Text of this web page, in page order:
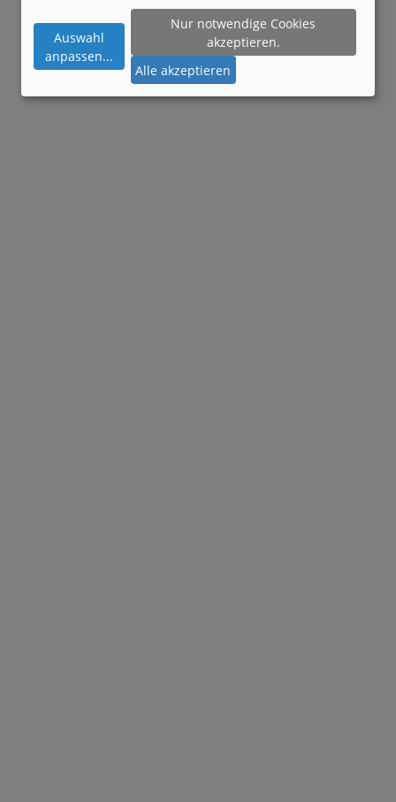
Auswahl
anpassen...
Nur notwendige Cookies
akzeptieren.
Alle akzeptieren